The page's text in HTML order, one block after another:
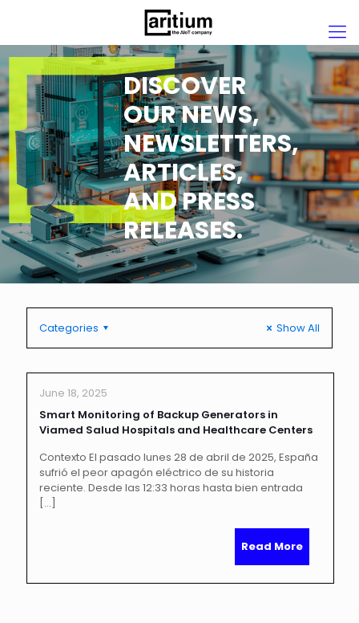
DISCOVER
OUR NEWS,
NEWSLETTERS,
ARTICLES,
AND PRESS
RELEASES.
Categories Show All
June 18, 2025
Smart Monitoring of Backup Generators in
Viamed Salud Hospitals and Healthcare Centers
Contexto El pasado lunes 28 de abril de 2025, España
sufrió el peor apagón eléctrico de su historia
reciente. Desde las 12:33 horas hasta bien entrada
[…]
Read More